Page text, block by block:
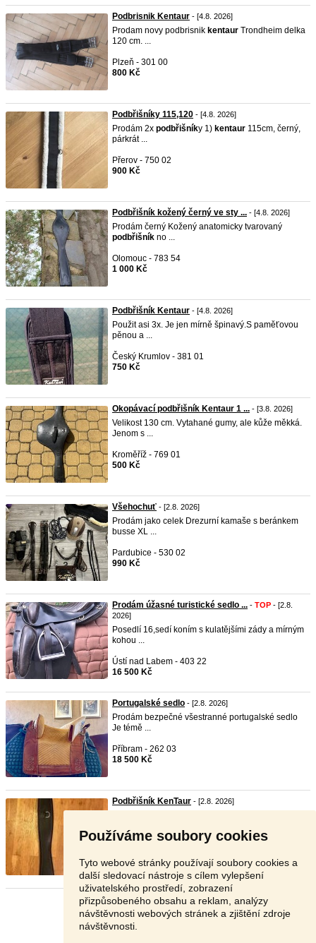
Používáme soubory cookies
Tyto webové stránky používají soubory cookies a
další sledovací nástroje s cílem vylepšení
uživatelského prostředí, zobrazení
přizpůsobeného obsahu a reklam, analýzy
návštěvnosti webových stránek a zjištění zdroje
návštěvnosti.
Podbrisnik Kentaur - [4.8. 2026]
Prodam novy podbrisnik kentaur Trondheim delka
120 cm. ...
Plzeň - 301 00
800 Kč
Podbřišníky 115,120 - [4.8. 2026]
Prodám 2x podbřišníky 1) kentaur 115cm, černý,
párkrát ...
Přerov - 750 02
900 Kč
Podbřišník kožený černý ve sty ... - [4.8. 2026]
Prodám černý Kožený anatomicky tvarovaný
podbřišník no ...
Olomouc - 783 54
1 000 Kč
Podbřišník Kentaur - [4.8. 2026]
Použit asi 3x. Je jen mírně špinavý.S paměťovou
pěnou a ...
Český Krumlov - 381 01
750 Kč
Okopávací podbřišník Kentaur 1 ... - [3.8. 2026]
Velikost 130 cm. Vytahané gumy, ale kůže měkká.
Jenom s ...
Kroměříž - 769 01
500 Kč
Všehochuť - [2.8. 2026]
Prodám jako celek Drezurní kamaše s beránkem
busse XL ...
Pardubice - 530 02
990 Kč
Prodám úžasné turistické sedlo ... - TOP - [2.8.
2026]
Posedlí 16,sedí koním s kulatějšími zády a mírným
kohou ...
Ústí nad Labem - 403 22
16 500 Kč
Portugalské sedlo - [2.8. 2026]
Prodám bezpečné všestranné portugalské sedlo
Je témě ...
Příbram - 262 03
18 500 Kč
Podbřišník KenTaur - [2.8. 2026]
1 000 Kč
Stránka: 1 2 3 Další